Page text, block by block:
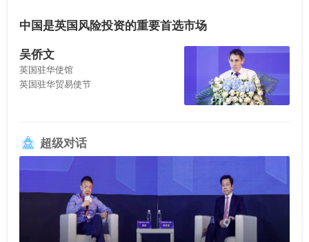
中国是英国风险投资的重要首选市场
吴侨文
英国驻华使馆
英国驻华贸易使节
超级对话